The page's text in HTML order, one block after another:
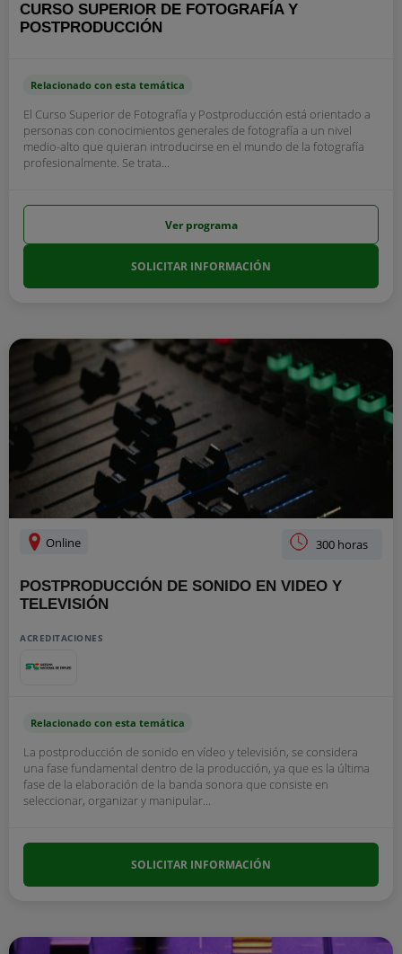
CURSO SUPERIOR DE FOTOGRAFÍA Y
POSTPRODUCCIÓN
Relacionado con esta temática
El Curso Superior de Fotografía y Postproducción está orientado a
personas con conocimientos generales de fotografía a un nivel
medio-alto que quieran introducirse en el mundo de la fotografía
profesionalmente. Se trata...
Ver programa
SOLICITAR INFORMACIÓN
Online 300 horas
POSTPRODUCCIÓN DE SONIDO EN VIDEO Y
TELEVISIÓN
ACREDITACIONES
Relacionado con esta temática
La postproducción de sonido en vídeo y televisión, se considera
una fase fundamental dentro de la producción, ya que es la última
fase de la elaboración de la banda sonora que consiste en
seleccionar, organizar y manipular...
SOLICITAR INFORMACIÓN